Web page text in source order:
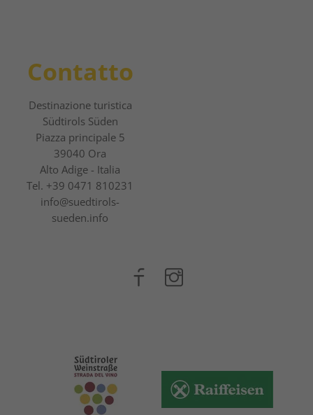
Contatto
Destinazione turistica
Südtirols Süden
Piazza principale 5
39040 Ora
Alto Adige - Italia
Tel. +39 0471 810231
info@suedtirols-
sueden.info